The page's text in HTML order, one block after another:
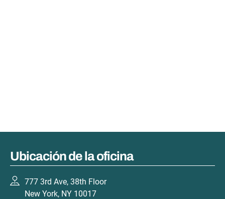
Ubicación de la oficina
777 3rd Ave, 38th Floor
New York, NY 10017